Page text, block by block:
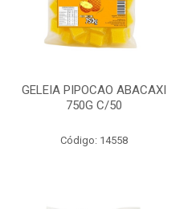
GELEIA PIPOCAO ABACAXI
750G C/50
Código: 14558